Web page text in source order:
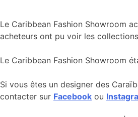
Le Caribbean Fashion Showroom
acheteurs ont pu voir les
Le Caribbean Fashion Showroom
Si vous êtes un designer des
contacter sur Facebook ou